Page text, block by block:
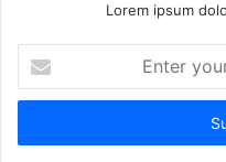
Lorem ipsum
your
Email